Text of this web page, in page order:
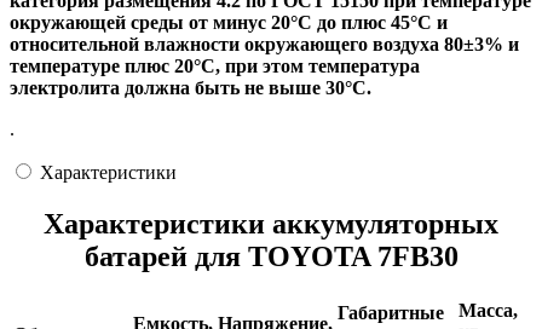
окружающей среды от минус 20°С до плюс 45°С и
относительной влажности окружающего воздуха 80±3% и
температуре плюс 20°С, при этом температура
электролита должна быть не выше 30°С.
.
Характеристики
Характеристики аккумуляторных
батарей для TOYOTA 7FB30
Емкость, Напряжение,
Габаритные
Масса,